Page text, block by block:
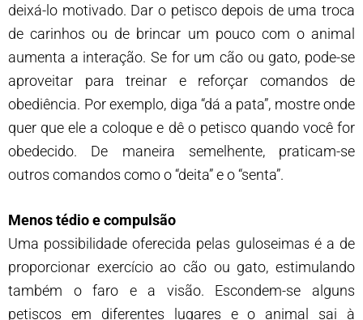
deixá-lo motivado. Dar o petisco depois de uma troca
de carinhos ou de brincar um pouco com o animal
aumenta a interação. Se for um cão ou gato, pode-se
aproveitar para treinar e reforçar comandos de
obediência. Por exemplo, diga “dá a pata”, mostre onde
quer que ele a coloque e dê o petisco quando você for
obedecido. De maneira semelhente, praticam-se
outros comandos como o “deita” e o “senta”.
Menos tédio e compulsão
Uma possibilidade oferecida pelas guloseimas é a de
proporcionar exercício ao cão ou gato, estimulando
também o faro e a visão. Escondem-se alguns
petiscos em diferentes lugares e o animal sai à